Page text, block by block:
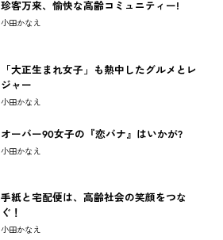
珍客万来、愉快な高齢コミュニティー!
小田かなえ
「大正生まれ女子」も熱中したグルメとレ
ジャー
小田かなえ
オーバー90女子の『恋バナ』はいかが?
小田かなえ
手紙と宅配便は、高齢社会の笑顔をつな
ぐ！
小田かなえ